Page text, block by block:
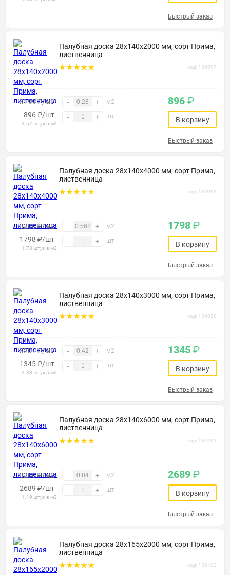
Быстрый заказ
Палубная доска 28х140х2000 мм, сорт Прима,
лиственница
код: 130097
3199 ₽/м2 - + м2
896 ₽/шт
3.57 штук в м2
- + шт
896 ₽
В корзину
Быстрый заказ
Палубная доска 28х140х4000 мм, сорт Прима,
лиственница
код: 130099
3200 ₽/м2 - + м2
1798 ₽/шт
1.78 штук в м2
- + шт
1798 ₽
В корзину
Быстрый заказ
Палубная доска 28х140х3000 мм, сорт Прима,
лиственница
код: 130098
3201 ₽/м2 - + м2
1345₽/шт
2.38 штук в м2
- + шт
1345 ₽
В корзину
Быстрый заказ
Палубная доска 28х140х6000 мм, сорт Прима,
лиственница
код: 130101
3200 ₽/м2 - + м2
2689 ₽/шт
1.19 штук в м2
- + шт
2689 ₽
В корзину
Быстрый заказ
Палубная доска 28х165х2000 мм, сорт Прима,
лиственница
код: 130102